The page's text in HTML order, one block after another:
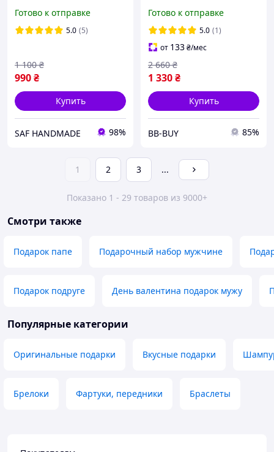
мужчины на день
рождения
Готово к отправке
5.0 (5)
990₴
1 100 ₴
Купить
SAF HANDMADE 98%
мужчине, Подарок
мужчине на день
рождения
Готово к отправке
5.0 (1)
от 133₴/мес
1 330₴
2 660 ₴
Купить
BB-BUY 85%
1 2 3 ...
Показано 1 - 29 товаров из 9000+
Смотри также
Подарок папе Подарочный набор мужчине
Подарок подруге День валентина подарок мужу
Популярные категории
Оригинальные подарки Вкусные подарки
Брелоки Фартуки, передники Браслеты